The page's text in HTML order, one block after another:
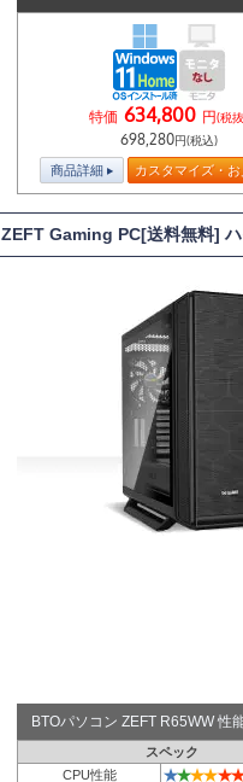
特価 634,800 円(税
698,280円(税込)
商品詳細 カスタマイズ・
ZEFT Gaming PC[送料無料]
BTOパソコン ZEFT R65WW 性
スペック
CPU性能
★★★★★★